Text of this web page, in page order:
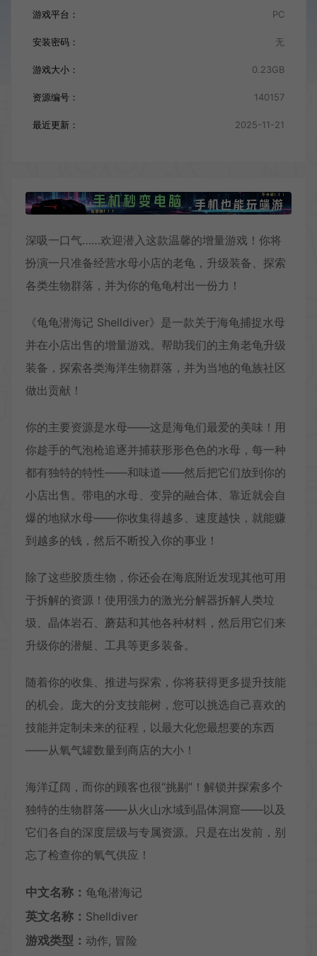
游戏平台： PC
安装密码： 无
游戏大小： 0.23GB
资源编号： 140157
最近更新： 2025-11-21
深吸一口气……欢迎潜入这款温馨的增量游戏！你将
扮演一只准备经营水母小店的老龟，升级装备、探索
各类生物群落，并为你的龟龟村出一份力！
《龟龟潜海记 Shelldiver》是一款关于海龟捕捉水母
并在小店出售的增量游戏。帮助我们的主角老龟升级
装备，探索各类海洋生物群落，并为当地的龟族社区
做出贡献！
你的主要资源是水母——这是海龟们最爱的美味！用
你趁手的气泡枪追逐并捕获形形色色的水母，每一种
都有独特的特性——和味道——然后把它们放到你的
小店出售。带电的水母、变异的融合体、靠近就会自
爆的地狱水母——你收集得越多、速度越快，就能赚
到越多的钱，然后不断投入你的事业！
除了这些胶质生物，你还会在海底附近发现其他可用
于拆解的资源！使用强力的激光分解器拆解人类垃
圾、晶体岩石、蘑菇和其他各种材料，然后用它们来
升级你的潜艇、工具等更多装备。
随着你的收集、推进与探索，你将获得更多提升技能
的机会。庞大的分支技能树，您可以挑选自己喜欢的
技能并定制未来的征程，以最大化您最想要的东西
——从氧气罐数量到商店的大小！
海洋辽阔，而你的顾客也很“挑剔”！解锁并探索多个
独特的生物群落——从火山水域到晶体洞窟——以及
它们各自的深度层级与专属资源。只是在出发前，别
忘了检查你的氧气供应！
中文名称： 龟龟潜海记
英文名称： Shelldiver
游戏类型： 动作, 冒险